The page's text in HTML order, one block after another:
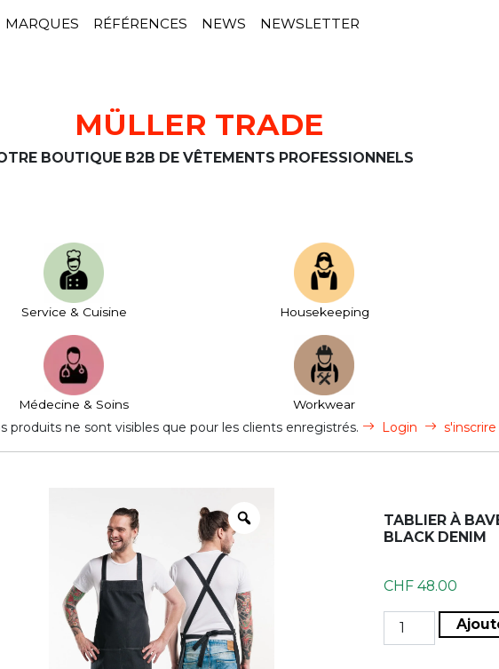
MARQUES RÉFÉRENCES NEWS NEWSLETTER
MÜLLER TRADE
BOUTIQUE B2B DE VÊTEMENTS PROFESSIONNELS
Service & Cuisine House­keeping
Médecine & Soins Workwear
produits ne sont visibles que pour les clients enregistrés. Login s'inscrire
TABLIER À
BLACK DENIM
CHF48.00
quantité de